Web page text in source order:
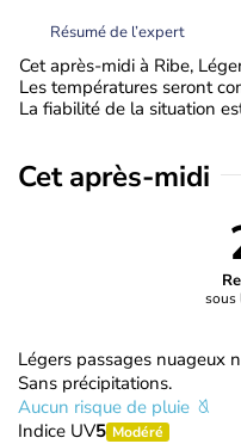
Résumé de l’expert
Cet après-midi à Ribe,
Les températures seront
La fiabilité de la situation
Cet après-midi
sous
Légers passages nuageux
Sans précipitations.
Aucun risque de pluie
Indice UV5 Modéré